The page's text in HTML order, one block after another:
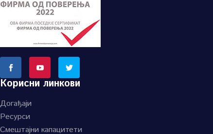
Корисни линкови
Догађаји
Ресурси
Смештајни капацитети